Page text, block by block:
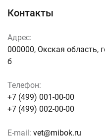
Контакты
Адрес:
000000, Окская область,
б
Телефон:
+7 (499) 001-00-00
+7 (499) 002-00-00
E-mail: vet@mibok.ru